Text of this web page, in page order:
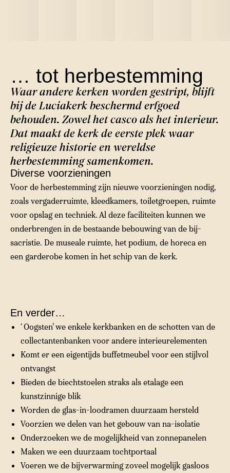
… tot herbestemming
Waar andere kerken worden gestript, blijft
bij de Luciakerk beschermd erfgoed
behouden. Zowel het casco als het interieur.
Dat maakt de kerk de eerste plek waar
religieuze historie en wereldse
herbestemming samenkomen.
Diverse voorzieningen
Voor de herbestemming zijn nieuwe voorzieningen nodig,
zoals vergaderruimte, kleedkamers, toiletgroepen, ruimte
voor opslag en techniek. Al deze faciliteiten kunnen we
onderbrengen in de bestaande bebouwing van de bij-
sacristie. De museale ruimte, het podium, de horeca en
een garderobe komen in het schip van de kerk.
En verder…
‘ Oogsten’ we enkele kerkbanken en de schotten van de
collectantenbanken voor andere interieurelementen
Komt er een eigentijds buffetmeubel voor een stijlvol
ontvangst
Bieden de biechtstoelen straks als etalage een
kunstzinnige blik
Worden de glas-in-loodramen duurzaam hersteld
Voorzien we delen van het gebouw van na-isolatie
Onderzoeken we de mogelijkheid van zonnepanelen
Maken we een duurzaam tochtportaal
Voeren we de bijverwarming zoveel mogelijk gasloos